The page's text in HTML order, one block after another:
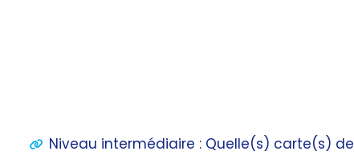
Niveau intermédiaire : Quelle(s) carte(s)